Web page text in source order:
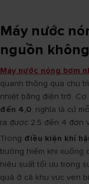
Máy nước
nguồn
Máy nước nóng bơm
quanh thông qua chu
nhiệt bằng điện trở.
đến 4,0, nghĩa là cứ
ra được 2,5 đến 4 đơn
Trong điều kiện khí
trường hiếm khi xuống
hiệu suất tối ưu trong
quả ở cả khu vực ven